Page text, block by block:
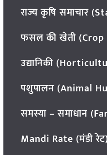
राज्य कृषि समाचार
फसल की खेती
उद्यानिकी
पशुपालन (Animal
समस्या – समाधान
Mandi Rate (मंडी